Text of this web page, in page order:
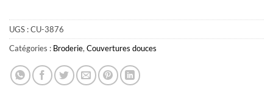
UGS :CU-3876
Catégories : Broderie,Couvertures douces